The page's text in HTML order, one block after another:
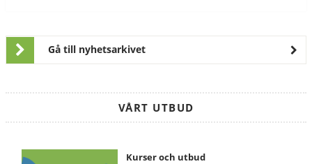
Gå till nyhetsarkivet
VÅRT UTBUD
Kurser och utbud